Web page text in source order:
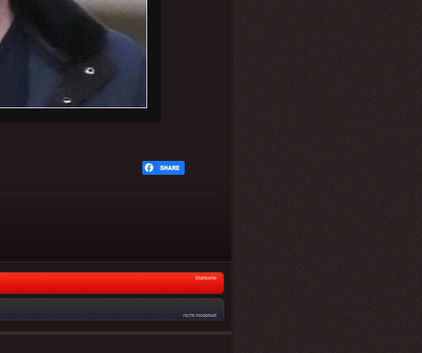
Startseite
nicht moderiert